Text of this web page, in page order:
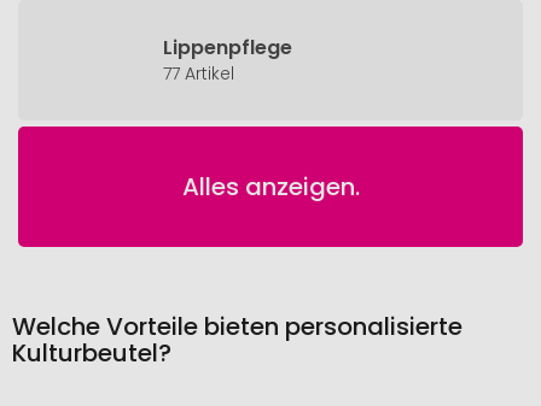
Lippenpflege
77 Artikel
Alles anzeigen.
Welche Vorteile bieten personalisierte
Kulturbeutel?